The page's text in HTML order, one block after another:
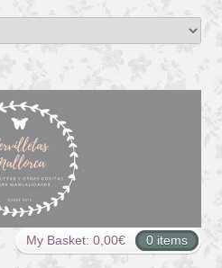
My Basket: 0,00€ 0 items